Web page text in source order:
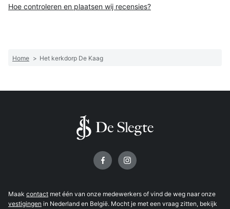
Hoe controleren en plaatsen wij recensies?
Home > Het kerkdorp De Kaag
Maak contact met één van onze medewerkers of vind de weg naar onze
vestigingen in Nederland en België. Mocht je met een vraag zitten, bekijk